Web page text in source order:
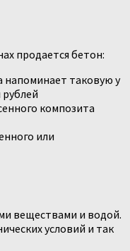
продается бетон:
напоминает таковую у
композита
или
веществами и водой.
условий и так